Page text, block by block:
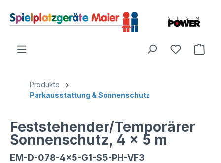
Produkte
Parkausstattung & Sonnenschutz
Feststehender/Temporärer
Sonnenschutz, 4 x 5 m
EM-D-078-4x5-G1-S5-PH-VF3